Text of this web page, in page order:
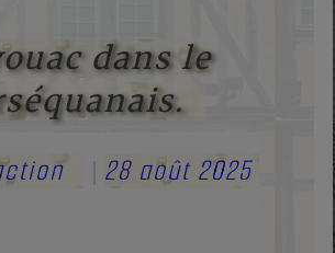
dans le
28 août 2025